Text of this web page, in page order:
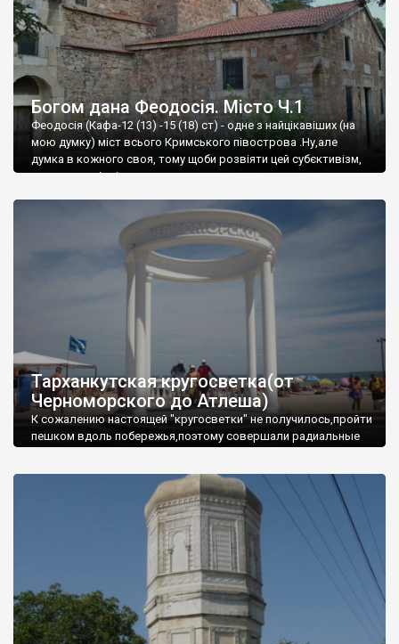
Богом дана Феодосія. Місто Ч.1
Феодосія (Кафа-12 (13) -15 (18) ст) - одне з найцікавіших (на
мою думку) міст всього Кримського півострова .Ну,але
думка в кожного своя, тому щоби розвіяти цей субєктивізм,
запрошую відвідати це
Тарханкутская кругосветка(от
Черноморского до Атлеша)
К сожалению настоящей "кругосветки" не получилось,пройти
пешком вдоль побережья,поэтому совершали радиальные